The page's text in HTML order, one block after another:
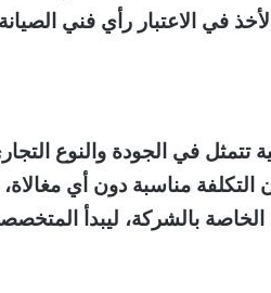
في الاعتبار رأي فني
في الجودة والنوع التجاري
التكلفة مناسبة دون أي
بالشركة، ليبدأ